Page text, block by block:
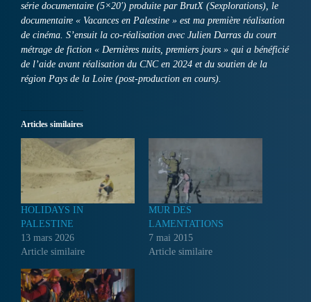
série documentaire (5×20′) produite par BrutX (Sexplorations), le
documentaire « Vacances en Palestine » est ma première réalisation
de cinéma. S’ensuit la co-réalisation avec Julien Darras du court
métrage de fiction « Dernières nuits, premiers jours » qui a bénéficié
de l’aide avant réalisation du CNC en 2024 et du soutien de la
région Pays de la Loire (post-production en cours).
Articles similaires
HOLIDAYS IN
PALESTINE
13 mars 2026
Article similaire
MUR DES
LAMENTATIONS
7 mai 2015
Article similaire